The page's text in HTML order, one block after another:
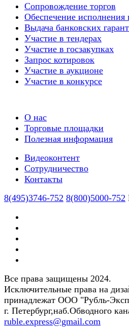
Сопровождение торгов
Обеспечение исполнения
Выдача банковских
Участие в тендерах
Участие в госзакупках
Запрос котировок
Участие в аукционе
Участие в конкурсе
О нас
Торговые площадки
Полезная информация
Видеоконтент
Сотрудничество
Контакты
8(495)3746-752 8(800)5000-752
Все права защищены 2024.
Исключительные права на
принадлежат ООО "Рубль-
г. Петербург,наб.Обводного
ruble.express@gmail.com